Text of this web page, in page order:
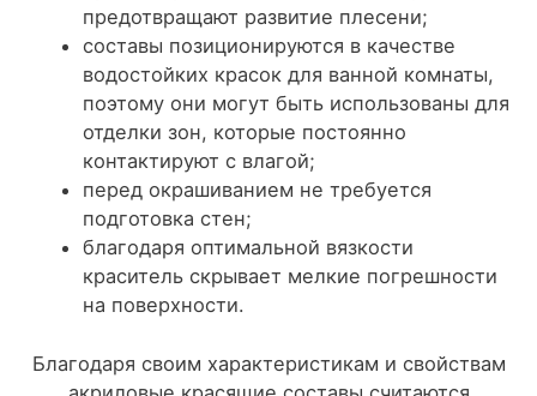
предотвращают развитие плесени;
составы позиционируются в качестве
водостойких красок для ванной комнаты,
поэтому они могут быть использованы для
отделки зон, которые постоянно
контактируют с влагой;
перед окрашиванием не требуется
подготовка стен;
благодаря оптимальной вязкости
краситель скрывает мелкие погрешности
на поверхности.
Благодаря своим характеристикам и свойствам